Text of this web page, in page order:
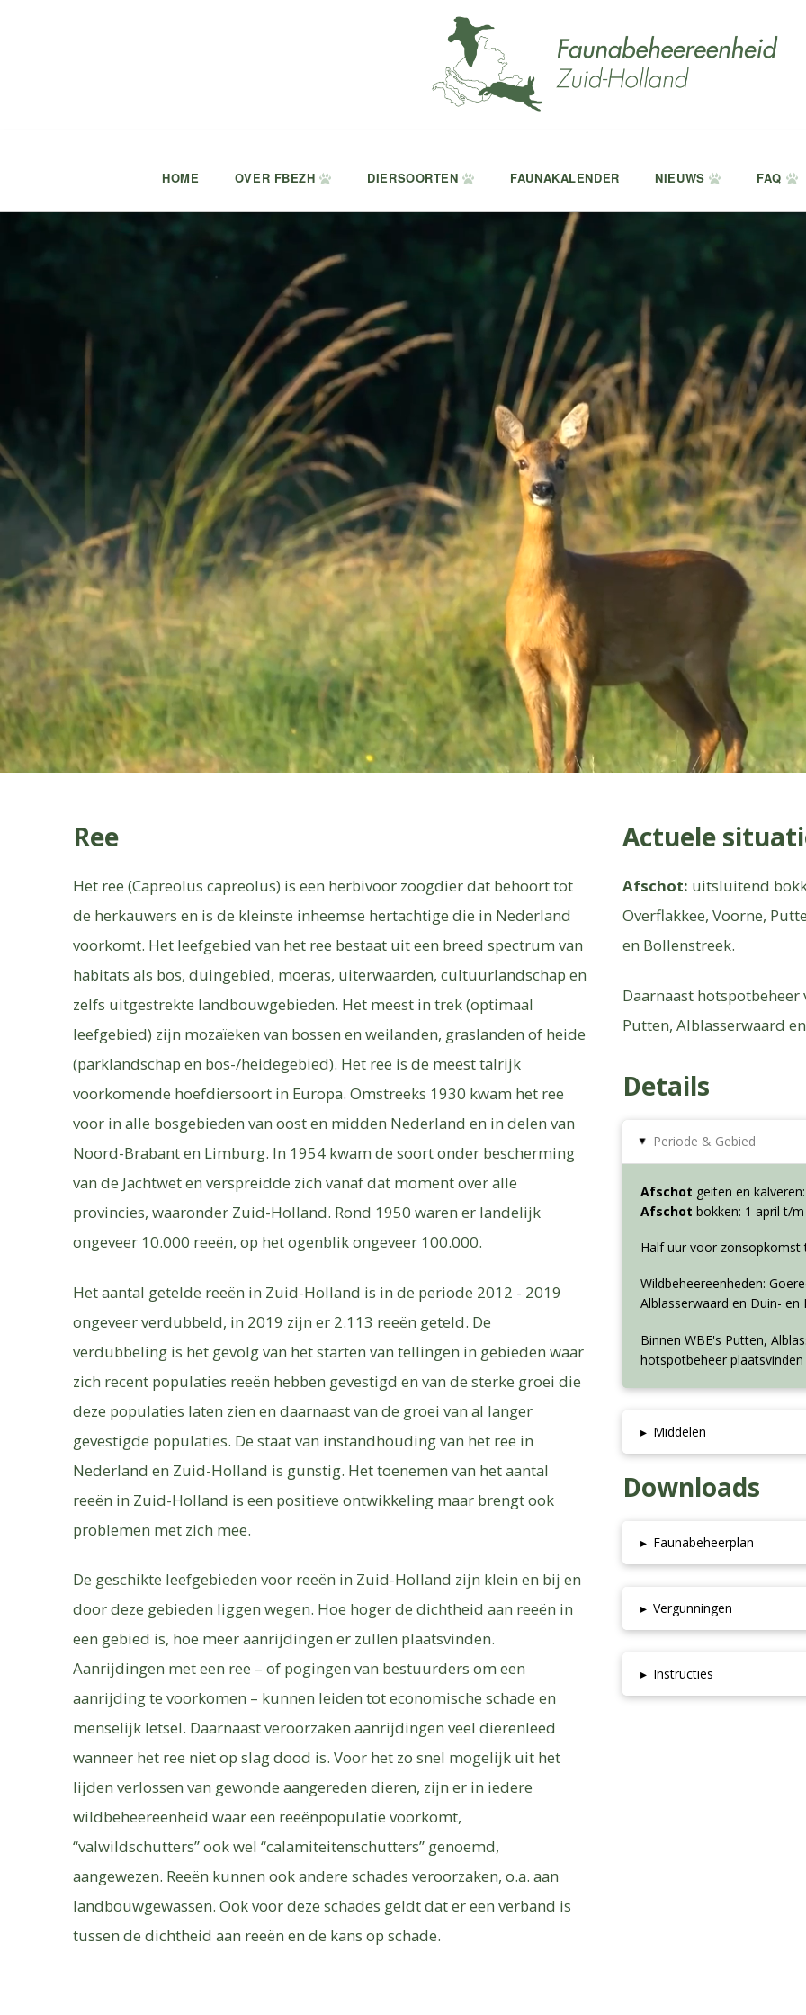
HOME OVER FBEZH DIERSOORTEN FAUNAKALENDER NIEUWS FAQ
Ree
Het ree (Capreolus capreolus) is een herbivoor zoogdier dat behoort tot
de herkauwers en is de kleinste inheemse hertachtige die in Nederland
voorkomt. Het leefgebied van het ree bestaat uit een breed spectrum van
habitats als bos, duingebied, moeras, uiterwaarden, cultuurlandschap en
zelfs uitgestrekte landbouwgebieden. Het meest in trek (optimaal
leefgebied) zijn mozaïeken van bossen en weilanden, graslanden of heide
(parklandschap en bos-/heidegebied). Het ree is de meest talrijk
voorkomende hoefdiersoort in Europa. Omstreeks 1930 kwam het ree
voor in alle bosgebieden van oost en midden Nederland en in delen van
Noord-Brabant en Limburg. In 1954 kwam de soort onder bescherming
van de Jachtwet en verspreidde zich vanaf dat moment over alle
provincies, waaronder Zuid-Holland. Rond 1950 waren er landelijk
ongeveer 10.000 reeën, op het ogenblik ongeveer 100.000.
Het aantal getelde reeën in Zuid-Holland is in de periode 2012 - 2019
ongeveer verdubbeld, in 2019 zijn er 2.113 reeën geteld. De
verdubbeling is het gevolg van het starten van tellingen in gebieden waar
zich recent populaties reeën hebben gevestigd en van de sterke groei die
deze populaties laten zien en daarnaast van de groei van al langer
gevestigde populaties. De staat van instandhouding van het ree in
Nederland en Zuid-Holland is gunstig. Het toenemen van het aantal
reeën in Zuid-Holland is een positieve ontwikkeling maar brengt ook
problemen met zich mee.
De geschikte leefgebieden voor reeën in Zuid-Holland zijn klein en bij en
door deze gebieden liggen wegen. Hoe hoger de dichtheid aan reeën in
een gebied is, hoe meer aanrijdingen er zullen plaatsvinden.
Aanrijdingen met een ree – of pogingen van bestuurders om een
aanrijding te voorkomen – kunnen leiden tot economische schade en
menselijk letsel. Daarnaast veroorzaken aanrijdingen veel dierenleed
wanneer het ree niet op slag dood is. Voor het zo snel mogelijk uit het
lijden verlossen van gewonde aangereden dieren, zijn er in iedere
wildbeheereenheid waar een reeënpopulatie voorkomt,
“valwildschutters” ook wel “calamiteitenschutters” genoemd,
aangewezen. Reeën kunnen ook andere schades veroorzaken, o.a. aan
landbouwgewassen. Ook voor deze schades geldt dat er een verband is
tussen de dichtheid aan reeën en de kans op schade.
Actuele
Afschot: uitsluitend
Overflakkee, Voorne,
en Bollenstreek.
Daarnaast hotspotbeheer
Putten, Alblasserwaard
Details
▸ Periode & Gebied
Afschot geiten en
Afschot bokken: 1 april t/
Half uur voor
Wildbeheereenheden:
Alblasserwaard en Duin- en
Binnen WBE's Putten,
hotspotbeheer
▸ Middelen
Downloads
▸ Faunabeheerplan
▸ Vergunningen
▸ Instructies